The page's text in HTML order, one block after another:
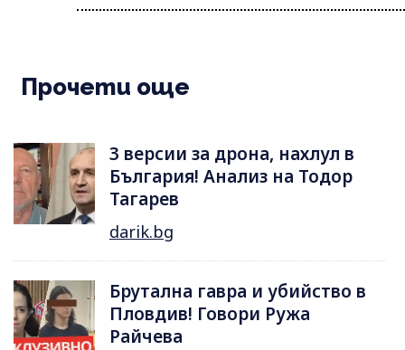
Прочети още
3 версии за дрона, нахлул в
България! Анализ на Тодор
Тагарев
darik.bg
Брутална гавра и убийство в
Пловдив! Говори Ружа
Райчева